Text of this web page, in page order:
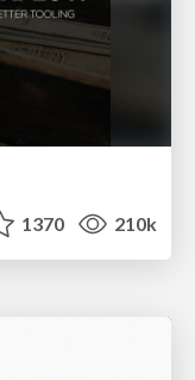
1370 210k